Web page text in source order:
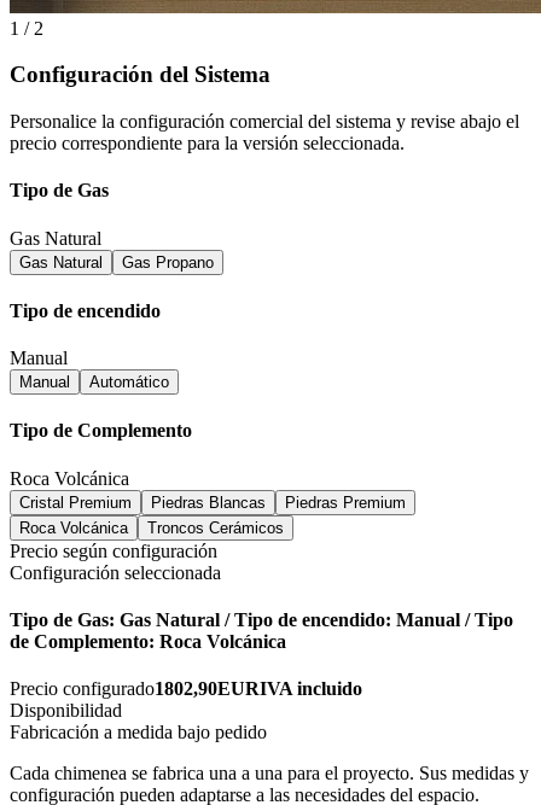
1 / 2
Configuración del Sistema
Personalice la configuración comercial del sistema y revise abajo el
precio correspondiente para la versión seleccionada.
Tipo de Gas
Gas Natural
Gas Natural Gas Propano
Tipo de encendido
Manual
Manual Automático
Tipo de Complemento
Roca Volcánica
Cristal Premium Piedras Blancas
Piedras Premium
Roca Volcánica
Troncos Cerámicos
Precio según configuración
Configuración seleccionada
Tipo de Gas: Gas Natural / Tipo de encendido: Manual / Tipo
de Complemento: Roca Volcánica
Precio configurado1802,90EURIVA incluido
Disponibilidad
Fabricación a medida bajo pedido
Cada chimenea se fabrica una a una para el proyecto. Sus medidas y
configuración pueden adaptarse a las necesidades del espacio.